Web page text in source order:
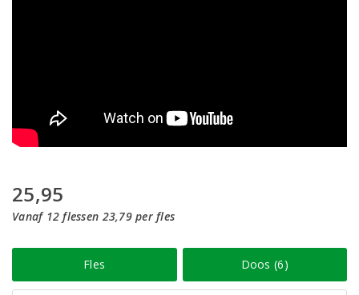
25,95
Vanaf 12 flessen 23,79 per fles
Fles Doos (6)